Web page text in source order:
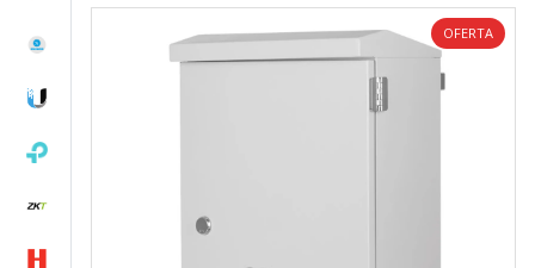
OFERTA